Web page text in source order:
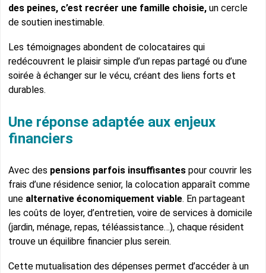
des peines, c’est recréer une famille choisie, un cercle
de soutien inestimable.
Les témoignages abondent de colocataires qui
redécouvrent le plaisir simple d’un repas partagé ou d’une
soirée à échanger sur le vécu, créant des liens forts et
durables.
Une réponse adaptée aux enjeux
financiers
Avec des pensions parfois insuffisantes pour couvrir les
frais d’une résidence senior, la colocation apparaît comme
une alternative économiquement viable. En partageant
les coûts de loyer, d’entretien, voire de services à domicile
(jardin, ménage, repas, téléassistance…), chaque résident
trouve un équilibre financier plus serein.
Cette mutualisation des dépenses permet d’accéder à un